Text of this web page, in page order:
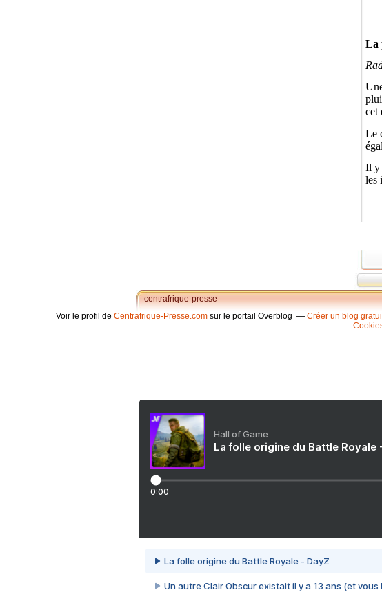
La
cet
Le
Il y
les
centrafrique-presse
Voir le profil de Centrafrique-Presse.com sur le portail Overblog Créer un blog
Hall of Game
La folle origine du Battle Royale
0:00
La folle origine du Battle Royale - DayZ
Un autre Clair Obscur existait il y a 13 ans (et vous